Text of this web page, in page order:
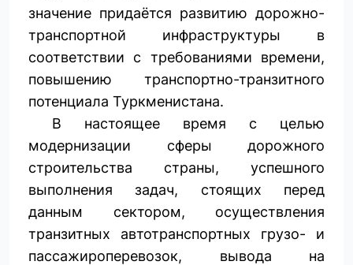
значение придаётся развитию дорожно-
транспортной инфраструктуры в
соответствии с требованиями времени,
повышению транспортно-транзитного
потенциала Туркменистана.
В настоящее время с целью
модернизации сферы дорожного
строительства страны, успешного
выполнения задач, стоящих перед
данным сектором, осуществления
транзитных автотранс­портных грузо- и
пассажироперевозок, вывода на